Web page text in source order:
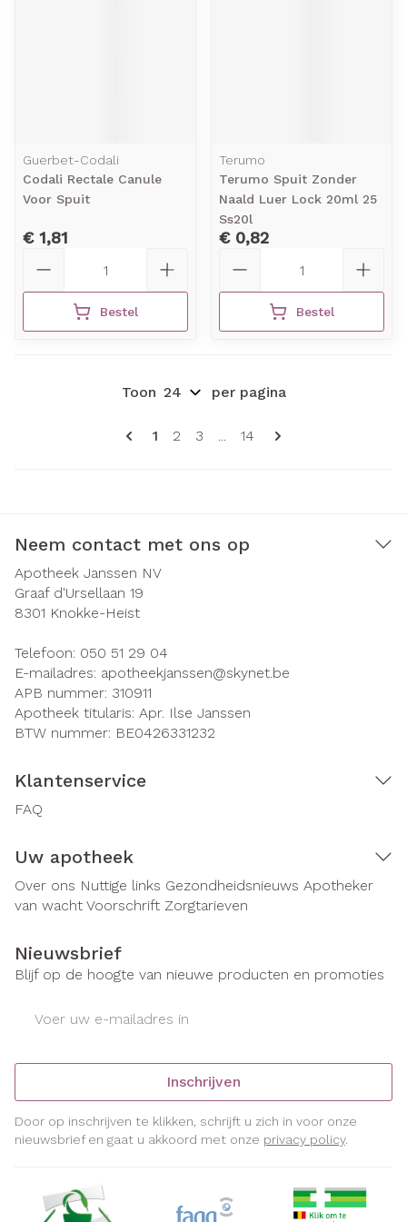
Guerbet-Codali
Codali Rectale Canule
Voor Spuit
€ 1,81
Bestel
Terumo
Terumo Spuit Zonder
Naald Luer Lock 20ml 25
Ss20l
€ 0,82
Bestel
Pagina's
U lees momenteel pagina
1 Pagina
2 Pagina
3 ... Pagina
14
Toon per pagina
Neem contact met ons op
Apotheek Janssen NV
Graaf d'Ursellaan 19
8301 Knokke-Heist
Telefoon: 050 51 29 04
E-mailadres: apotheekjanssen@skynet.be
APB nummer: 310911
Apotheek titularis: Apr. Ilse Janssen
BTW nummer: BE0426331232
Klantenservice
FAQ
Uw apotheek
Over ons Nuttige links Gezondheidsnieuws Apotheker
van wacht Voorschrift Zorgtarieven
Nieuwsbrief
Blijf op de hoogte van nieuwe producten en promoties
Inschrijven
Door op inschrijven te klikken, schrijft u zich in voor onze
nieuwsbrief en gaat u akkoord met onze privacy policy.